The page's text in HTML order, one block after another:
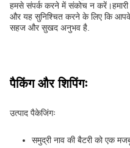
हमसे संपर्क करने में संकोच न
और यह सुनिश्चित करने के लिए कि आपके
सहज और सुखद अनुभव है.
पैकिंग और शिपिंगः
उत्पाद पैकेजिंगः
समुद्री नाव की बैटरी को एक